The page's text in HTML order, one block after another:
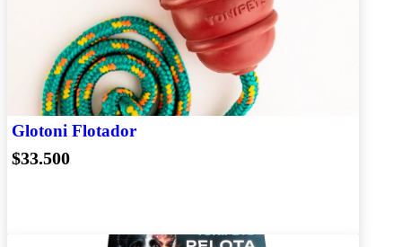
Glotoni Flotador
$33.500